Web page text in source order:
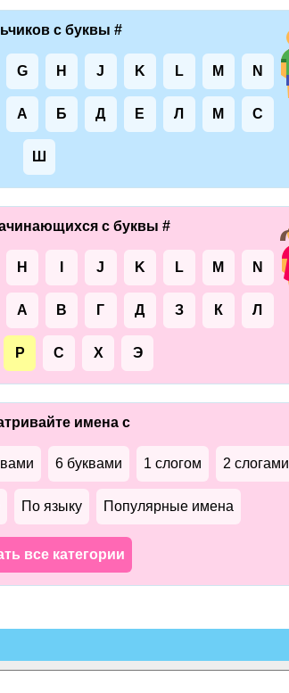
с буквы #
G H J K L M N
А Б Д Е Л М С
Ш
с буквы #
H J K L M N
А В Г Д З К Л
Р С Х Э
имена с
6 буквами 1 слогом 2 слогами
По языку Популярные имена
все категории